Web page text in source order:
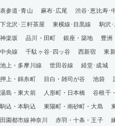
表参道･青山 麻布･広尾 渋谷･恵比寿･
下北沢･三軒茶屋
東横線･目黒線 駒沢･
神楽坂
品川・田町 銀座・築地 豊洲
中央線
千駄ヶ谷･四ッ谷 西新宿 東
池上・多摩川線
世田谷線 経堂･成城
押上・錦糸町
目白・雑司が谷 池袋
湯島・東大前
人形町・日本橋 谷根千
駒込・本駒込
東陽町・南砂町・大島
田園都市線神奈川
赤羽・十条・王子